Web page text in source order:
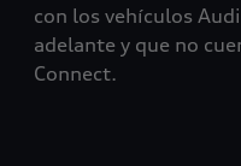
con los vehículos
adelante y que no
Connect.